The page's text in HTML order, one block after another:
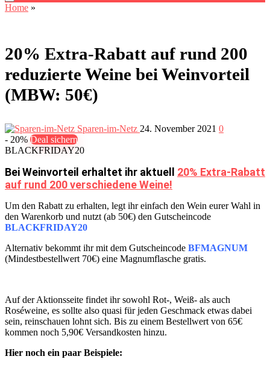
Home »
20% Extra-Rabatt auf rund 200
reduzierte Weine bei Weinvorteil
(MBW: 50€)
Sparen-im-Netz 24. November 2021 0
- 20% Deal sichern
BLACKFRIDAY20
Bei Weinvorteil erhaltet ihr aktuell 20% Extra-Rabatt
auf rund 200 verschiedene Weine!
Um den Rabatt zu erhalten, legt ihr einfach den Wein eurer Wahl in
den Warenkorb und nutzt (ab 50€) den Gutscheincode
BLACKFRIDAY20
Alternativ bekommt ihr mit dem Gutscheincode BFMAGNUM
(Mindestbestellwert 70€) eine Magnumflasche gratis.
Auf der Aktionsseite findet ihr sowohl Rot-, Weiß- als auch
Roséweine, es sollte also quasi für jeden Geschmack etwas dabei
sein, reinschauen lohnt sich. Bis zu einem Bestellwert von 65€
kommen noch 5,90€ Versandkosten hinzu.
Hier noch ein paar Beispiele: